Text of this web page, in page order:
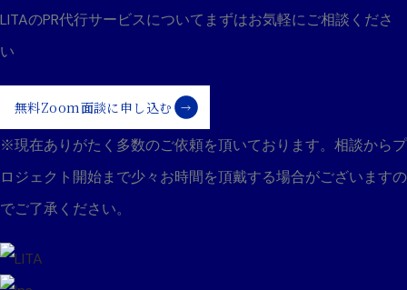
ー
シ
ョ
ン
LITAのPR代行サービスについて まずはお気軽にご相談くださ
い
無料Zoom面談に申し込む
※現在ありがたく多数のご依頼を頂いております。 相談からプ
ロジェクト開始まで少々お時間を頂戴する場合がございますの
でご了承ください。